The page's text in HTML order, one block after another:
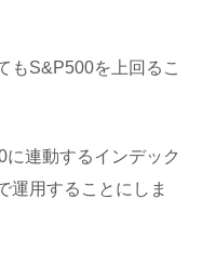
もS&P500を上回るこ
連動するインデック
運用することにしま